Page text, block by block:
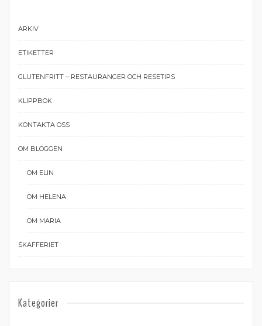
ARKIV
ETIKETTER
GLUTENFRITT – RESTAURANGER OCH RESETIPS
KLIPPBOK
KONTAKTA OSS
OM BLOGGEN
OM ELIN
OM HELENA
OM MARIA
SKAFFERIET
Kategorier